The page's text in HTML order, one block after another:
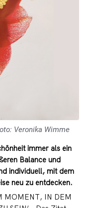
Veronika Wimme
immer als ein
Balance und
individuell, mit dem
neu zu entdecken.
MOMENT, IN DEM